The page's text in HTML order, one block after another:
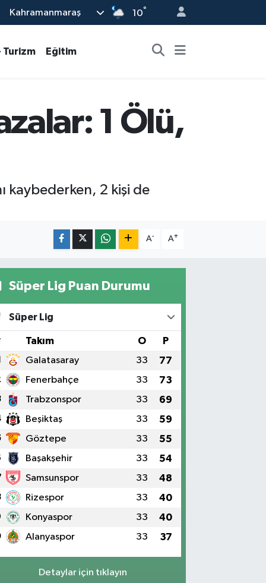
Kahramanmaraş 10°
Turizm Eğitim
1 Ölü,
kaybederken, 2 kişi de
A- A+
Süper Lig Puan Durumu
Süper Lig
Takım O P
Galatasaray 33 77
Fenerbahçe 33 73
Trabzonspor 33 69
Beşiktaş 33 59
Göztepe 33 55
Başakşehir 33 54
Samsunspor 33 48
Rizespor 33 40
Konyaspor 33 40
Alanyaspor 33 37
Detaylar için tıklayın